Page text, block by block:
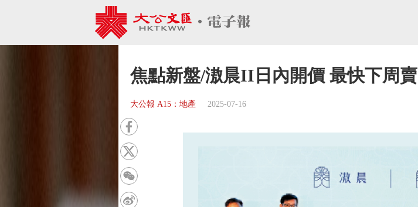
焦點新盤/滶晨II日內開價 最快下周賣
大公報 A15：地產 2025-07-16